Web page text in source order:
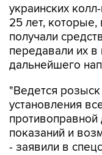
украинских
25 лет,
получали
передавали их
дальнейшего
"Ведется
установления
противоправной
показаний и
- заявили в